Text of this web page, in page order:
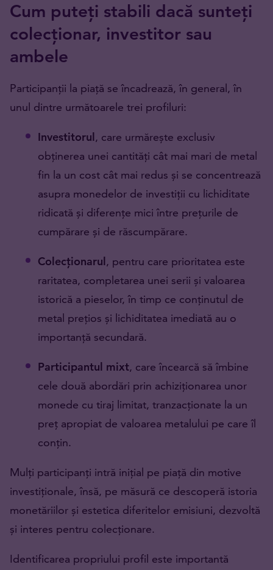
Cum puteți stabili dacă sunteți
colecționar, investitor sau
ambele
Participanții la piață se încadrează, în general, în
unul dintre următoarele trei profiluri:
Investitorul, care urmărește exclusiv
obținerea unei cantități cât mai mari de metal
fin la un cost cât mai redus și se concentrează
asupra monedelor de investiții cu lichiditate
ridicată și diferențe mici între prețurile de
cumpărare și de răscumpărare.
Colecționarul, pentru care prioritatea este
raritatea, completarea unei serii și valoarea
istorică a pieselor, în timp ce conținutul de
metal prețios și lichiditatea imediată au o
importanță secundară.
Participantul mixt, care încearcă să îmbine
cele două abordări prin achiziționarea unor
monede cu tiraj limitat, tranzacționate la un
preț apropiat de valoarea metalului pe care îl
conțin.
Mulți participanți intră inițial pe piață din motive
investiționale, însă, pe măsură ce descoperă istoria
monetăriilor și estetica diferitelor emisiuni, dezvoltă
și interes pentru colecționare.
Identificarea propriului profil este importantă